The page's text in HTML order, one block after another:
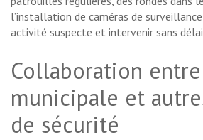
l’installation de caméras de
activité suspecte et intervenir sans
Collaboration
municipale et
de sécurité